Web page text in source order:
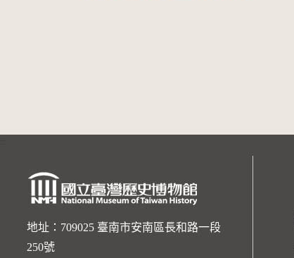
地址：709025 臺南市安南區長和路一段
250號